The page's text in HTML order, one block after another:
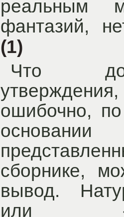
реальным
фантазий,
(1)
Что до
ошибочно,
сборнике,
вывод.
или